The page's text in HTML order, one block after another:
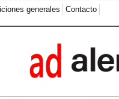
generales Contacto